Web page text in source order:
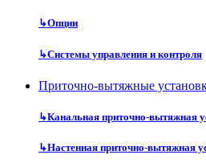
↳Опции
↳Системы управления и контроля
Приточно-вытяжные
↳Канальная приточно-вытяжная
↳Настенная приточно-вытяжная